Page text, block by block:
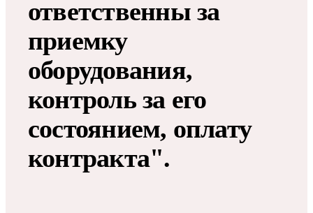
ответственны за
приемку
оборудования,
контроль за его
состоянием, оплату
контракта".